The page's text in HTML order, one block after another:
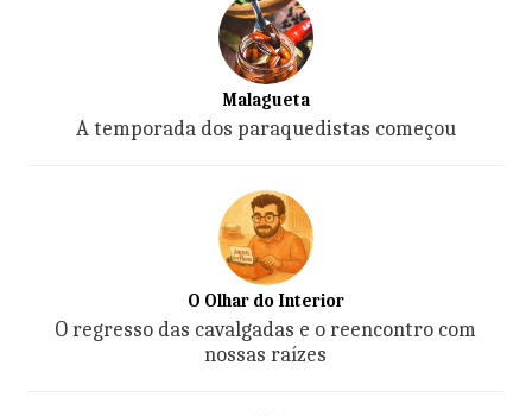
Malagueta
A temporada dos paraquedistas começou
O Olhar do Interior
O regresso das cavalgadas e o reencontro com
nossas raízes